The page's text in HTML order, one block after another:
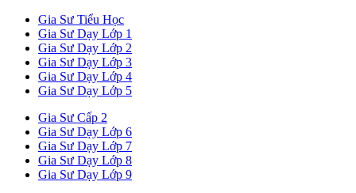
Gia Sư Tiểu Học
Gia Sư Dạy Lớp 1
Gia Sư Dạy Lớp 2
Gia Sư Dạy Lớp 3
Gia Sư Dạy Lớp 4
Gia Sư Dạy Lớp 5
Gia Sư Cấp 2
Gia Sư Dạy Lớp 6
Gia Sư Dạy Lớp 7
Gia Sư Dạy Lớp 8
Gia Sư Dạy Lớp 9